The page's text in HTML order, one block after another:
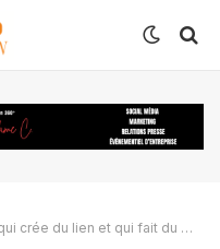
du lien et qui fait du bien